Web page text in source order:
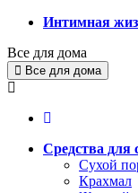
Интимная
Все для дома
Все для дома
Средства для
Сухой
Крахмал